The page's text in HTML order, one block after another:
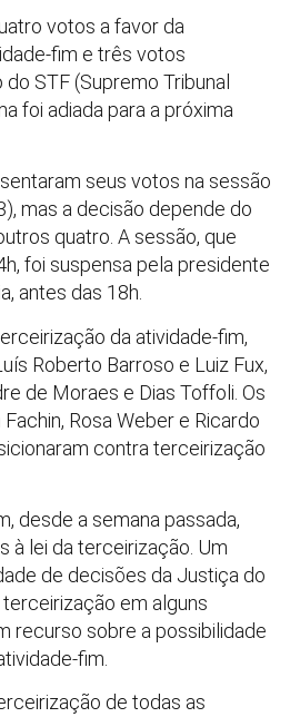
votos a favor da
fim e três votos
STF (Supremo Tribunal
foi adiada para a próxima
seus votos na sessão
mas a decisão depende do
quatro. A sessão, que
foi suspensa pela presidente
antes das 18h.
da atividade-fim,
Roberto Barroso e Luiz Fux,
de Moraes e Dias Toffoli. Os
Rosa Weber e Ricardo
contra terceirização
desde a semana passada,
à lei da terceirização. Um
de decisões da Justiça do
em alguns
recurso sobre a possibilidade
fim.
de todas as